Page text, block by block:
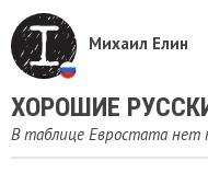
Михаил Елин
ХОРОШИЕ
В таблице Евростата нет